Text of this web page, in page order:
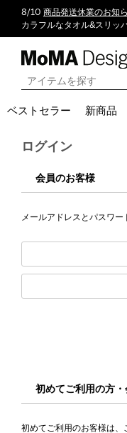
8/10 商品発送休業のお知
カラフルなタオル&スリッパ
ベストセラー 新商品
ログイン
会員のお客様
メールアドレスとパスワー
初めてご利用の方
初めてご利用のお客様は、